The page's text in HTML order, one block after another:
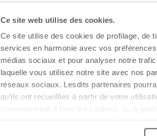
Ce site web utilise des cookies.
Ce site utilise des cookies de profilage, de
services en harmonie avec vos
médias sociaux et pour analyser notre
laquelle vous utilisez notre site avec nos
réseaux sociaux. Lesdits partenaires
qu’ils ont recueillies à partir de votre
consentement à tous les cookies, ou à
inox finition PVD titane satiné
1 147,90 € /PC
Commandable en magasin ou via
client